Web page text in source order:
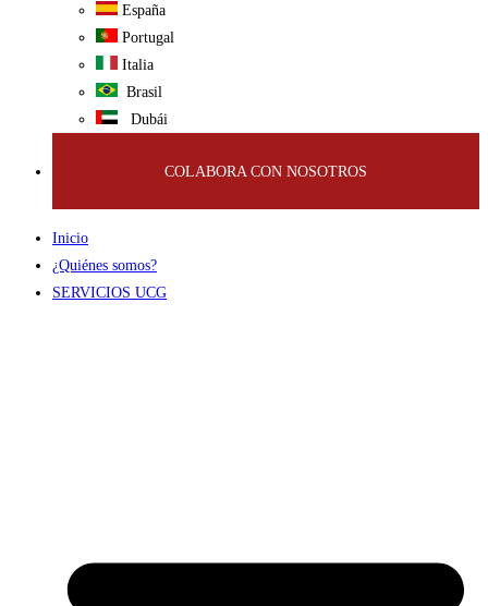
España
Portugal
Italia
Brasil
Dubái
COLABORA CON NOSOTROS
Inicio
¿Quiénes somos?
SERVICIOS UCG